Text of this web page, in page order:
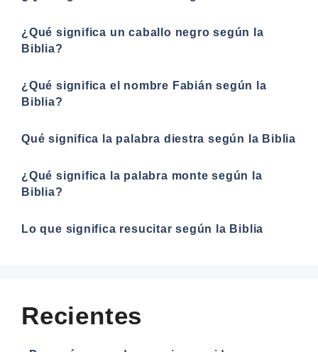
¿Qué significa un caballo negro según la
Biblia?
¿Qué significa el nombre Fabián según la
Biblia?
Qué significa la palabra diestra según la Biblia
¿Qué significa la palabra monte según la
Biblia?
Lo que significa resucitar según la Biblia
Recientes